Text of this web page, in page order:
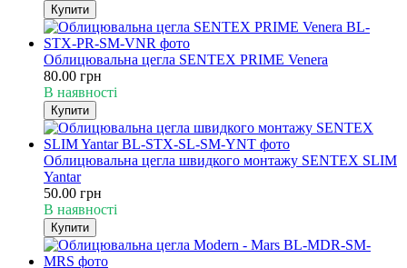
Купити
Облицювальна цегла SENTEX PRIME Venera
80.00 грн
В наявності
Купити
Облицювальна цегла швидкого монтажу SENTEX SLIM
Yantar
50.00 грн
В наявності
Купити